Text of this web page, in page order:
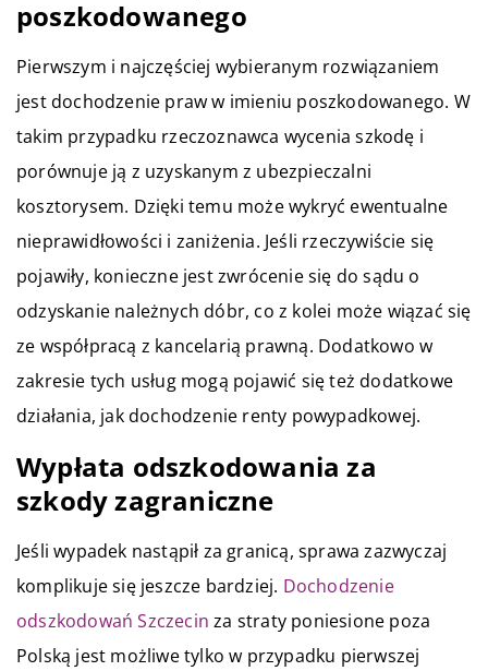
poszkodowanego
Pierwszym i najczęściej wybieranym rozwiązaniem
jest dochodzenie praw w imieniu poszkodowanego. W
takim przypadku rzeczoznawca wycenia szkodę i
porównuje ją z uzyskanym z ubezpieczalni
kosztorysem. Dzięki temu może wykryć ewentualne
nieprawidłowości i zaniżenia. Jeśli rzeczywiście się
pojawiły, konieczne jest zwrócenie się do sądu o
odzyskanie należnych dóbr, co z kolei może wiązać się
ze współpracą z kancelarią prawną. Dodatkowo w
zakresie tych usług mogą pojawić się też dodatkowe
działania, jak dochodzenie renty powypadkowej.
Wypłata odszkodowania za
szkody zagraniczne
Jeśli wypadek nastąpił za granicą, sprawa zazwyczaj
komplikuje się jeszcze bardziej. Dochodzenie
odszkodowań Szczecin za straty poniesione poza
Polską jest możliwe tylko w przypadku pierwszej